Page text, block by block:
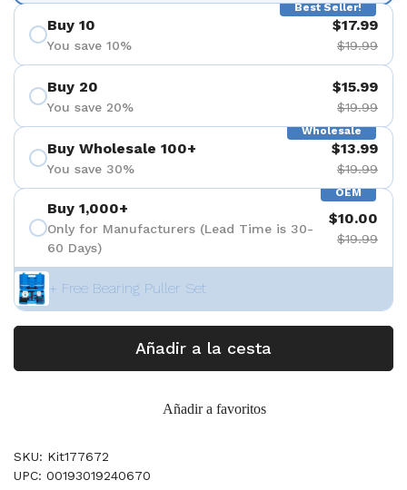
Best Seller!
Buy 10
You save 10%
$17.99
$19.99
Buy 20
You save 20%
$15.99
$19.99
Wholesale
Buy Wholesale 100+
You save 30%
$13.99
$19.99
OEM
Buy 1,000+
Only for Manufacturers (Lead Time is 30-
60 Days)
$10.00
$19.99
+ Free Bearing Puller Set
Añadir a la cesta
Añadir a favoritos
SKU: Kit177672
UPC: 00193019240670